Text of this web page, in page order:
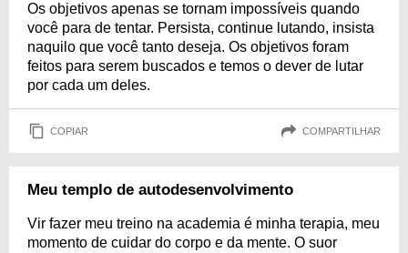
Os objetivos apenas se tornam impossíveis quando
você para de tentar. Persista, continue lutando, insista
naquilo que você tanto deseja. Os objetivos foram
feitos para serem buscados e temos o dever de lutar
por cada um deles.
COPIAR COMPARTILHAR
Meu templo de autodesenvolvimento
Vir fazer meu treino na academia é minha terapia, meu
momento de cuidar do corpo e da mente. O suor